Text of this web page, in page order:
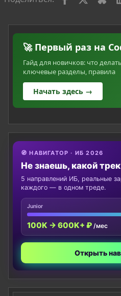
🚀 Первый раз на
Гайд для новичков: что
ключевые разделы, правила
Начать здесь →
🧭 НАВИГАТОР · ИБ 2026
Не знаешь, какой
5 направлений ИБ, реальные
каждого — в одном треде.
Junior
100K → 600K+ ₽ /мес
Открыть